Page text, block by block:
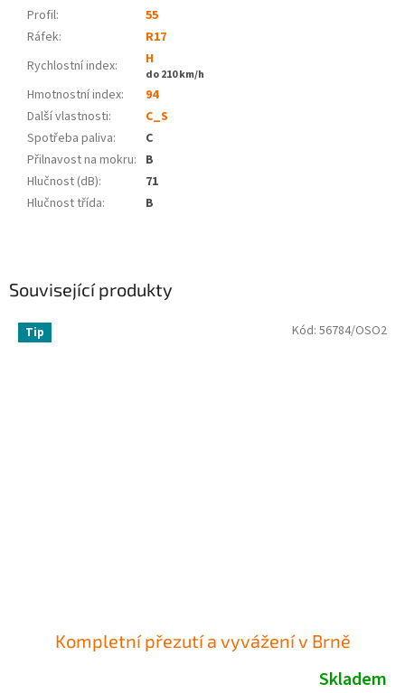
Související produkty
Tip
Kompletní přezutí a vyvážení v Brně
Skladem
Kód: 56784/OSO2
Profil:
55
Ráfek:
R17
Rychlostní index:
H
do 210 km/h
Hmotnostní index:
94
Další vlastnosti:
C_S
Spotřeba paliva:
C
Přilnavost na mokru: B
Hlučnost (dB):
71
Hlučnost třída: B